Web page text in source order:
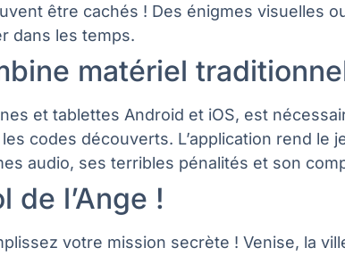
être cachés ! Des énigmes visuelles
dans les temps.
matériel
et tablettes Android et iOS, est
codes découverts. L’application rend le
audio, ses terribles pénalités et son
de l’Ange !
votre mission secrète ! Venise, la